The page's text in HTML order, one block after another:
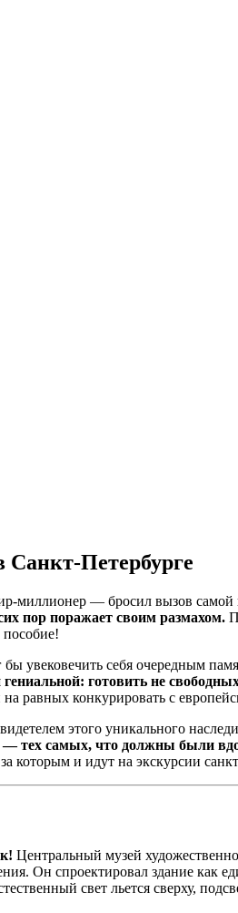
Петербурге
миллионер — бросил вызов
пор поражает своим размахом.
увековечить себя очередным
готовить не
равных конкурировать с
этого уникального
тех самых, что должны были
которым и идут на экскурсии
Центральный музей
Он спроектировал здание как
свет льется сверху,